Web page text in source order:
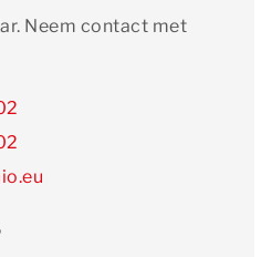
Neem contact met